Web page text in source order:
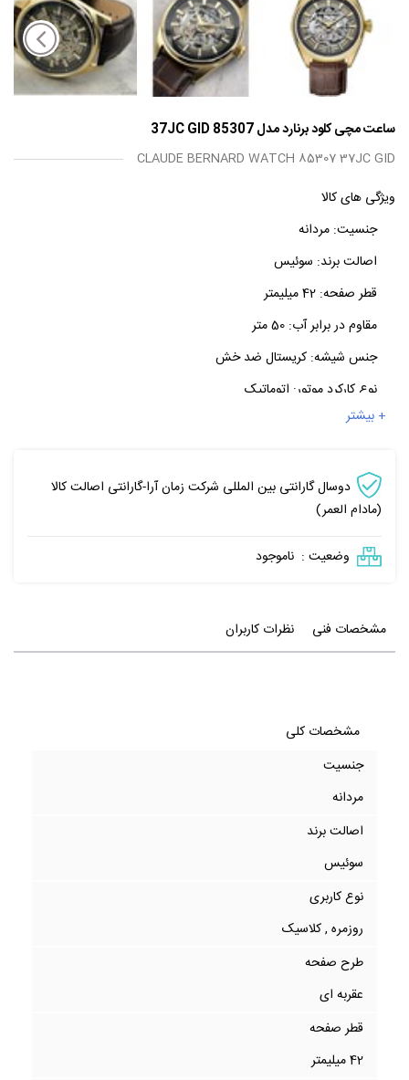
ساعت مچی کلود برنارد مدل 85307 37JC GID
CLAUDE BERNARD WATCH 85307 37JC GID
ویژگی های کالا
جنسیت: مردانه
اصالت برند: سوئیس
قطر صفحه: 42 میلیمتر
مقاوم در برابر آب: 50 متر
جنس شیشه: کریستال ضد خش
نوع کارکرد موتور: اتوماتیک
+ بیشتر
دوسال گارانتی بین المللی شرکت زمان آرا-گارانتی اصالت کالا
(مادام العمر)
وضعیت : ناموجود
مشخصات فنی نظرات کاربران
مشخصات کلی
جنسیت
مردانه
اصالت برند
سوئیس
نوع کاربری
روزمره , کلاسیک
طرح صفحه
عقربه ای
قطر صفحه
42 میلیمتر